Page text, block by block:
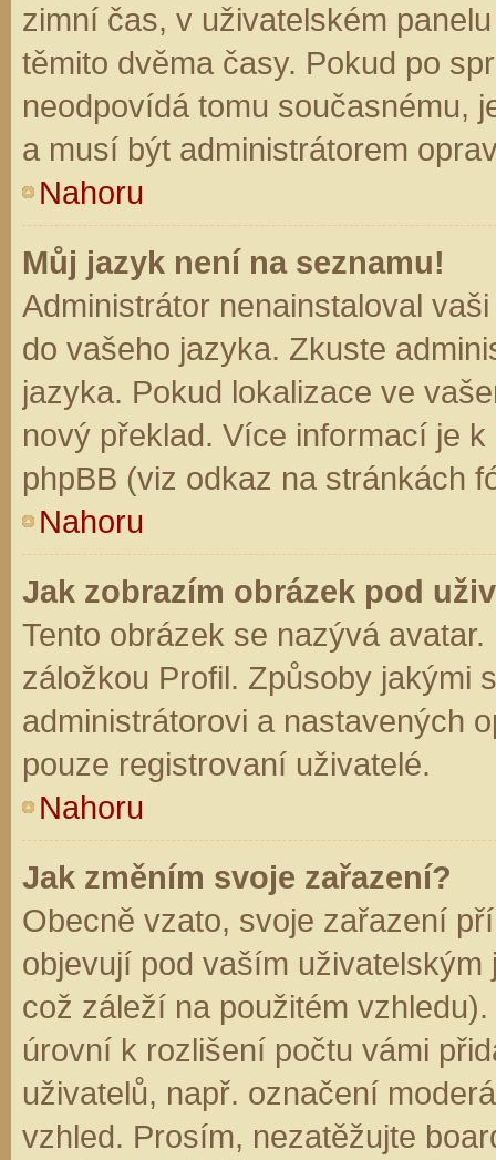
zimní čas, v uživatelském
těmito dvěma časy. Pokud po
neodpovídá tomu současnému,
a musí být administrátorem
Nahoru
Můj jazyk není na seznamu!
Administrátor nenainstaloval
do vašeho jazyka. Zkuste
jazyka. Pokud lokalizace ve
nový překlad. Více informací je
phpBB (viz odkaz na stránkách
Nahoru
Jak zobrazím obrázek pod
Tento obrázek se nazývá
záložkou Profil. Způsoby jakými
administrátorovi a nastavených
pouze registrovaní uživatelé.
Nahoru
Jak změním svoje zařazení?
Obecně vzato, svoje zařazení
objevují pod vaším
což záleží na použitém
úrovní k rozlišení počtu vámi
uživatelů, např. označení
vzhled. Prosím, nezatěžujte